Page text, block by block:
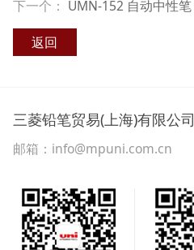
下一个： UMN-152 自动中性笔
返回
三菱铅笔贸易(上海)有限公司
邮箱：info@mpuni.com.cn